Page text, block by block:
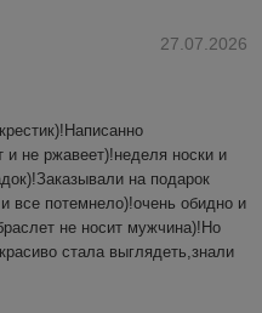
27.07.2026
и не ржавеет)!неделя носки и
на подарок
все потемнело)!очень обидно и
не носит мужчина)!Но
стала выглядеть,знали